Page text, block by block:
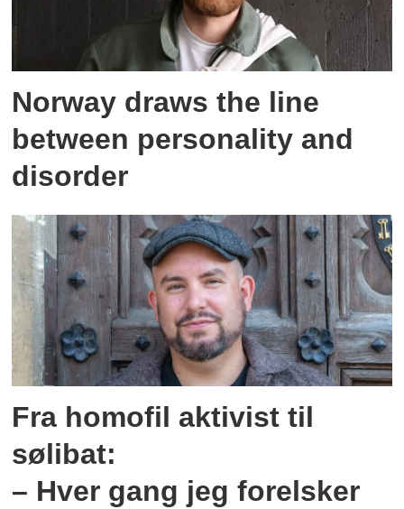
Norway draws the line
between personality and
disorder
Fra homofil aktivist til
sølibat:
– Hver gang jeg forelsker